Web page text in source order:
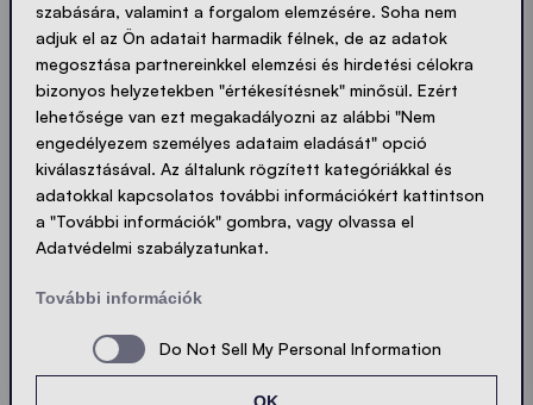
ADATVÉDELEM ELFOGADÁSA
Küldés
LOADING - LOADING - LOADING - LOADING -
Cookies
Kapcsolatfelvétel
szabására, valamint a forgalom elemzésére. Soha nem
adjuk el az Ön adatait harmadik félnek, de az adatok
megosztása partnereinkkel elemzési és hirdetési célokra
bizonyos helyzetekben "értékesítésnek" minősül. Ezért
lehetősége van ezt megakadályozni az alábbi "Nem
engedélyezem személyes adataim eladását" opció
kiválasztásával. Az általunk rögzített kategóriákkal és
adatokkal kapcsolatos további információkért kattintson
a "További információk" gombra, vagy olvassa el
Adatvédelmi szabályzatunkat.
További információk
Do Not Sell My Personal Information